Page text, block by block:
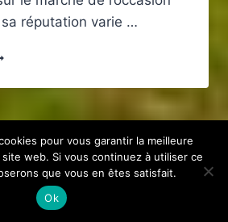
réputation varie …
pour vous garantir la meilleure
web. Si vous continuez à utiliser ce
que vous en êtes satisfait.
Ok